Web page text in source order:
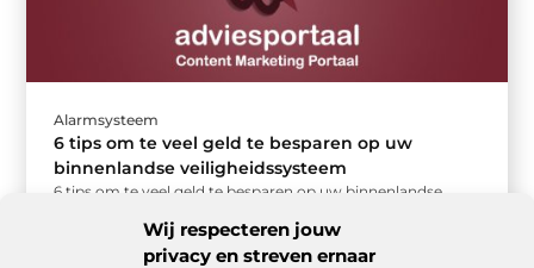
Wij respecteren jouw
privacy en streven ernaar
Alarmsysteem
6 tips om te veel geld te besparen op uw
binnenlandse veiligheidssysteem
6 tips om te veel geld te besparen op uw binnenlandse
investering moeten zijn. Het ...